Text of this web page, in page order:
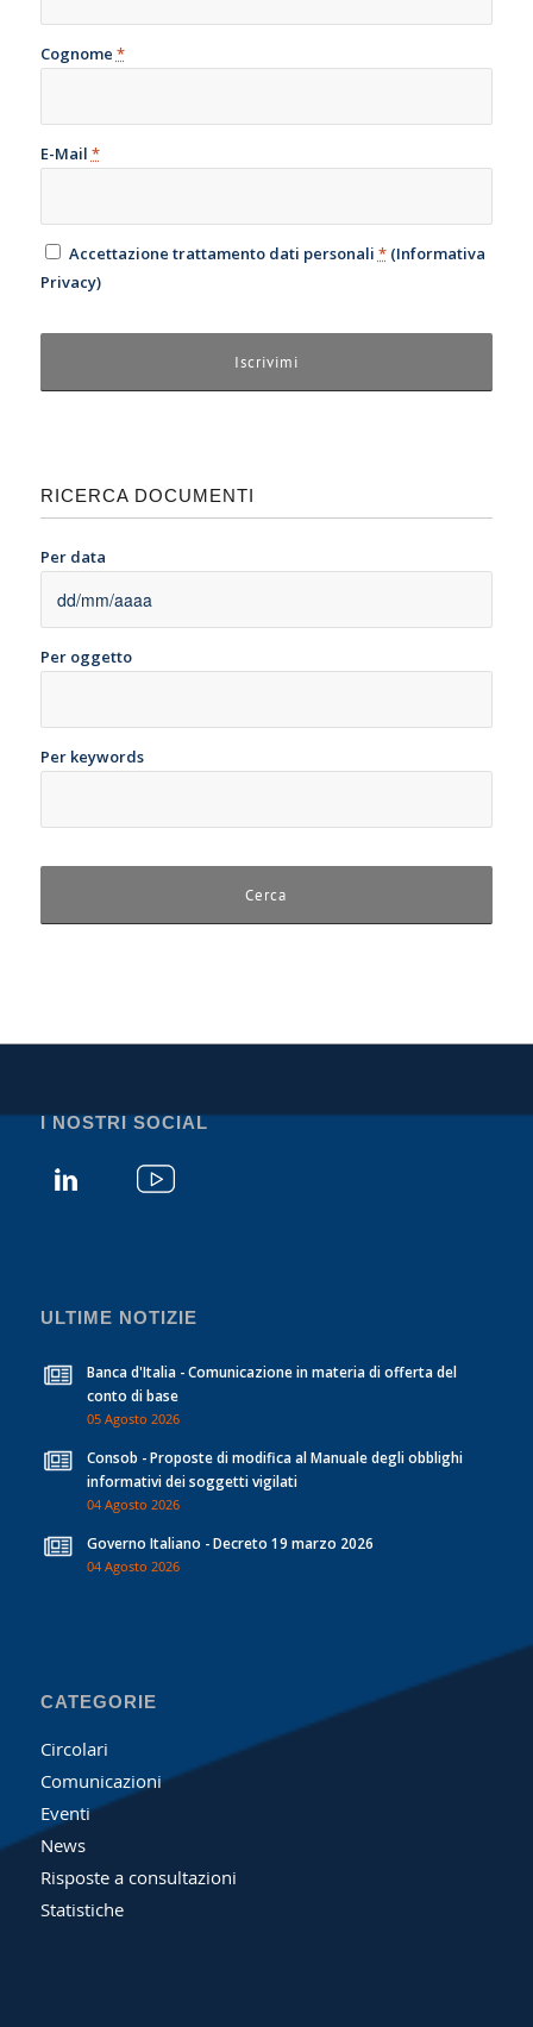
Cognome *
E-Mail *
Accettazione trattamento dati personali *(Informativa
Privacy)
RICERCA DOCUMENTI
Per data
Per oggetto
Per keywords
I NOSTRI SOCIAL
ULTIME NOTIZIE
Banca d'Italia - Comunicazione in materia di offerta del
conto di base
05 Agosto 2026
Consob - Proposte di modifica al Manuale degli obblighi
informativi dei soggetti vigilati
04 Agosto 2026
Governo Italiano - Decreto 19 marzo 2026
04 Agosto 2026
CATEGORIE
Circolari
Comunicazioni
Eventi
News
Risposte a consultazioni
Statistiche